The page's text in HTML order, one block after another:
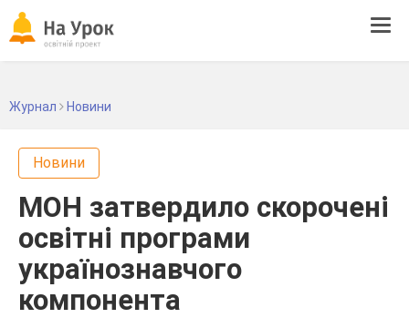
Журнал Новини
Новини
МОН затвердило скорочені
освітні програми
українознавчого
компонента